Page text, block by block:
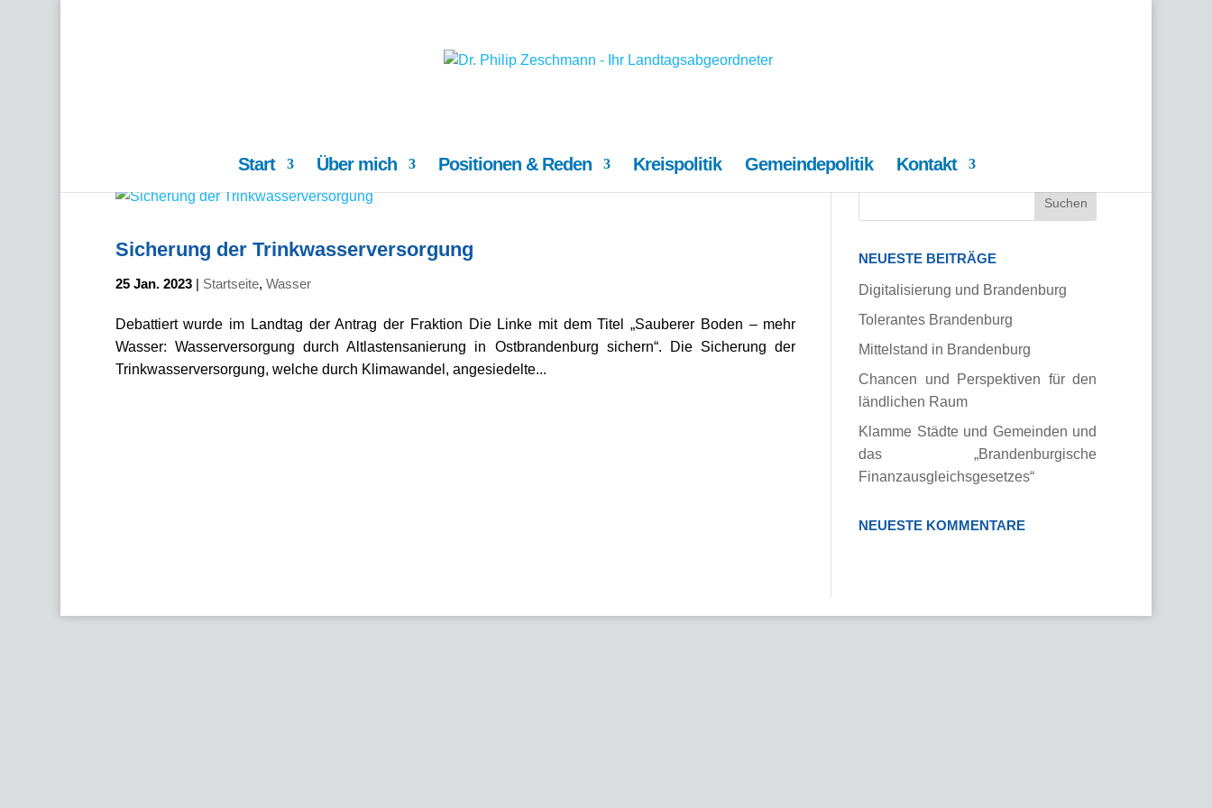
Start Über mich Positionen & Reden Kreispolitik Gemeindepolitik Kontakt
Sicherung der Trinkwasserversorgung
25 Jan. 2023| Startseite, Wasser
Debattiert wurde im Landtag der Antrag der Fraktion Die Linke mit dem Titel „Sauberer Boden – mehr
Wasser: Wasserversorgung durch Altlastensanierung in Ostbrandenburg sichern“. Die Sicherung der
Trinkwasserversorgung, welche durch Klimawandel, angesiedelte...
NEUESTE BEITRÄGE
Digitalisierung und Brandenburg
Tolerantes Brandenburg
Mittelstand in Brandenburg
Chancen und Perspektiven für den
ländlichen Raum
Klamme Städte und Gemeinden und
das „Brandenburgische
Finanzausgleichsgesetzes“
NEUESTE KOMMENTARE